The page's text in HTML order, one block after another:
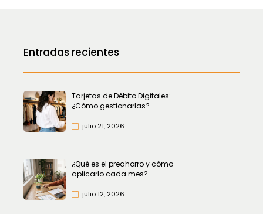
Entradas recientes
Tarjetas de Débito Digitales:
¿Cómo gestionarlas?
julio 21, 2026
¿Qué es el preahorro y cómo
aplicarlo cada mes?
julio 12, 2026